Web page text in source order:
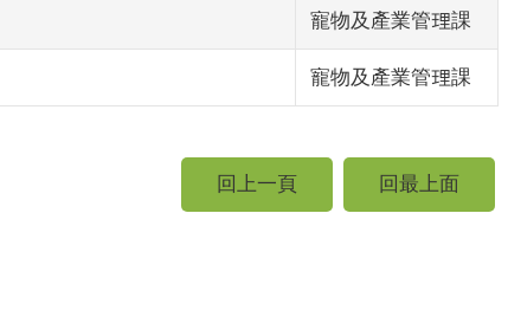
寵物及產業管理課
寵物及產業管理課
回上一頁 回最上面